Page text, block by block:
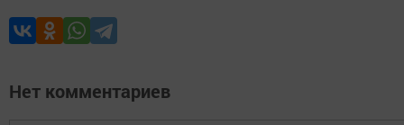
Нет комментариев